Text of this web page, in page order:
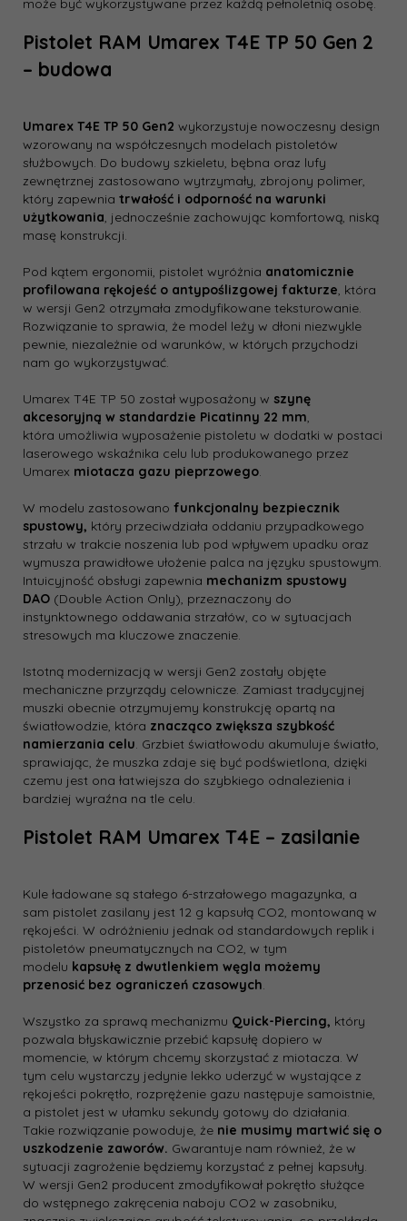
może być wykorzystywane przez każdą pełnoletnią osobę.
Pistolet RAM Umarex T4E TP 50 Gen 2
– budowa
Umarex T4E TP 50 Gen2 wykorzystuje nowoczesny design
wzorowany na współczesnych modelach pistoletów
służbowych. Do budowy szkieletu, bębna oraz lufy
zewnętrznej zastosowano wytrzymały, zbrojony polimer,
który zapewnia trwałość i odporność na warunki
użytkowania, jednocześnie zachowując komfortową, niską
masę konstrukcji.
Pod kątem ergonomii, pistolet wyróżnia anatomicznie
profilowana rękojeść o antypoślizgowej fakturze, która
w wersji Gen2 otrzymała zmodyfikowane teksturowanie.
Rozwiązanie to sprawia, że model leży w dłoni niezwykle
pewnie, niezależnie od warunków, w których przychodzi
nam go wykorzystywać.
Umarex T4E TP 50 został wyposażony w szynę
akcesoryjną w standardzie Picatinny 22 mm,
która umożliwia wyposażenie pistoletu w dodatki w postaci
laserowego wskaźnika celu lub produkowanego przez
Umarex miotacza gazu pieprzowego.
W modelu zastosowano funkcjonalny bezpiecznik
spustowy, który przeciwdziała oddaniu przypadkowego
strzału w trakcie noszenia lub pod wpływem upadku oraz
wymusza prawidłowe ułożenie palca na języku spustowym.
Intuicyjność obsługi zapewnia mechanizm spustowy
DAO (Double Action Only), przeznaczony do
instynktownego oddawania strzałów, co w sytuacjach
stresowych ma kluczowe znaczenie.
Istotną modernizacją w wersji Gen2 zostały objęte
mechaniczne przyrządy celownicze. Zamiast tradycyjnej
muszki obecnie otrzymujemy konstrukcję opartą na
światłowodzie, która znacząco zwiększa szybkość
namierzania celu. Grzbiet światłowodu akumuluje światło,
sprawiając, że muszka zdaje się być podświetlona, dzięki
czemu jest ona łatwiejsza do szybkiego odnalezienia i
bardziej wyraźna na tle celu.
Pistolet RAM Umarex T4E – zasilanie
Kule ładowane są stałego 6-strzałowego magazynka, a
sam pistolet zasilany jest 12 g kapsułą CO2, montowaną w
rękojeści. W odróżnieniu jednak od standardowych replik i
pistoletów pneumatycznych na CO2, w tym
modelu kapsułę z dwutlenkiem węgla możemy
przenosić bez ograniczeń czasowych.
Wszystko za sprawą mechanizmu Quick-Piercing, który
pozwala błyskawicznie przebić kapsułę dopiero w
momencie, w którym chcemy skorzystać z miotacza. W
tym celu wystarczy jedynie lekko uderzyć w wystające z
rękojeści pokrętło, rozprężenie gazu następuje samoistnie,
a pistolet jest w ułamku sekundy gotowy do działania.
Takie rozwiązanie powoduje, że nie musimy martwić się o
uszkodzenie zaworów. Gwarantuje nam również, że w
sytuacji zagrożenie będziemy korzystać z pełnej kapsuły.
W wersji Gen2 producent zmodyfikował pokrętło służące
do wstępnego zakręcenia naboju CO2 w zasobniku,